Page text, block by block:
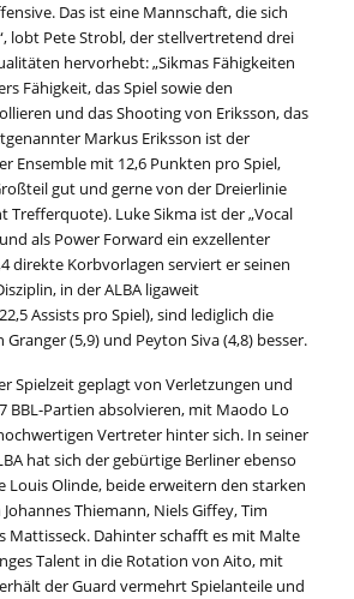
Das ist eine Mannschaft, die sich
lobt Pete Strobl, der stellvertretend drei
hervorhebt: „Sikmas Fähigkeiten
Fähigkeit, das Spiel sowie den
und das Shooting von Eriksson, das
Markus Eriksson ist der
Ensemble mit 12,6 Punkten pro Spiel,
gut und gerne von der Dreierlinie
Trefferquote). Luke Sikma ist der „Vocal
als Power Forward ein exzellenter
direkte Korbvorlagen serviert er seinen
in der ALBA ligaweit
Assists pro Spiel), sind lediglich die
Granger (5,9) und Peyton Siva (4,8) besser.
Spielzeit geplagt von Verletzungen und
BBL-Partien absolvieren, mit Maodo Lo
Vertreter hinter sich. In seiner
hat sich der gebürtige Berliner ebenso
Louis Olinde, beide erweitern den starken
Thiemann, Niels Giffey, Tim
Mattisseck. Dahinter schafft es mit Malte
Talent in die Rotation von Aito, mit
der Guard vermehrt Spielanteile und